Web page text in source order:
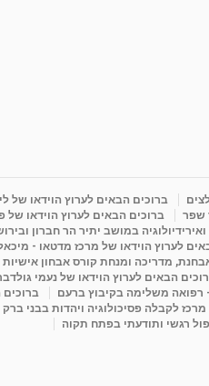
ברוכים הבאים לערוץ הוידאו של
שפר ברוכים הבאים לערוץ הוידאו של
במושב יתיר הר חברון
לערוץ הוידאו של מרכז מדטאו - מיכאל
מדריכה ומנחת קורס אבחון
הבאים לערוץ הוידאו של נעמי
- רפואה משלימה בקיבוץ ברעם
לקבלה פסיכולוגיה ויהדות בבני ברק
רגשי ותודעתי בפתח תקוה